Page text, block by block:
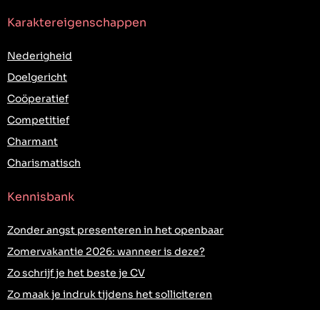
Karaktereigenschappen
Nederigheid
Doelgericht
Coöperatief
Competitief
Charmant
Charismatisch
Kennisbank
Zonder angst presenteren in het openbaar
Zomervakantie 2026: wanneer is deze?
Zo schrijf je het beste je CV
Zo maak je indruk tijdens het solliciteren